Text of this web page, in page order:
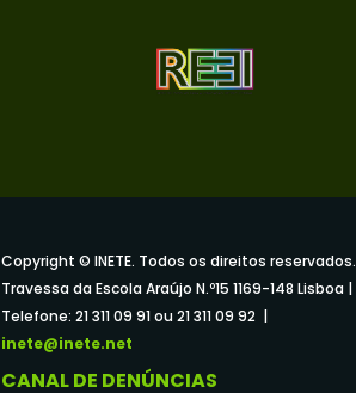
Copyright © INETE. Todos os direitos reservados.
Travessa da Escola Araújo N.º15 1169-148 Lisboa |
Telefone: 21 311 09 91 ou 21 311 09 92 |
inete@inete.net
CANAL DE DENÚNCIAS